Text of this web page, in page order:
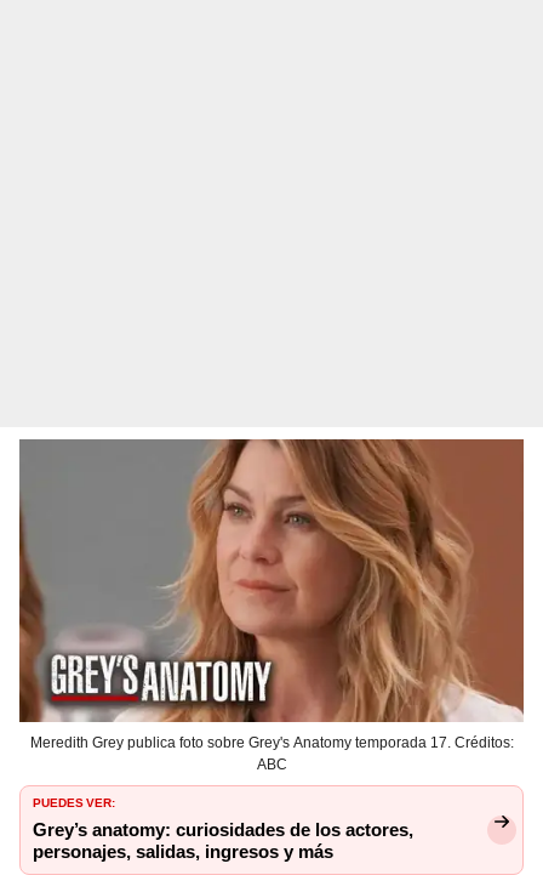
Meredith Grey publica foto sobre Grey's Anatomy temporada 17. Créditos:
ABC
PUEDES VER:
Grey’s anatomy: curiosidades de los actores,
personajes, salidas, ingresos y más